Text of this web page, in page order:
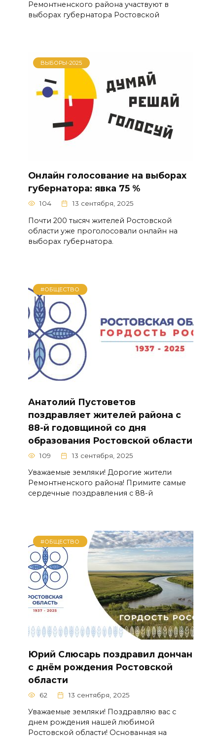
Ремонтненского района участвуют в
выборах губернатора Ростовской
ВЫБОРЫ-2025
Онлайн голосование на выборах
губернатора: явка 75 %
104 13 сентября, 2025
Почти 200 тысяч жителей Ростовской
области уже проголосовали онлайн на
выборах губернатора.
#ОБЩЕСТВО
Анатолий Пустоветов
поздравляет жителей района с
88-й годовщиной со дня
образования Ростовской области
109 13 сентября, 2025
Уважаемые земляки! Дорогие жители
Ремонтненского района! Примите самые
сердечные поздравления с 88-й
#ОБЩЕСТВО
Юрий Слюсарь поздравил дончан
с днём рождения Ростовской
области
62 13 сентября, 2025
Уважаемые земляки! Поздравляю вас с
днем рождения нашей любимой
Ростовской области! Основанная на